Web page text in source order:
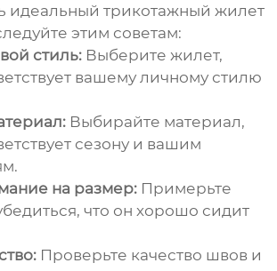
идеальныйтрикотажный жилет
этим советам:
стиль: Выберите жилет,
вашему личному стилю
Выбирайте материал,
сезону и вашим
на размер: Примерьте
что он хорошо сидит
Проверьте качество швов и